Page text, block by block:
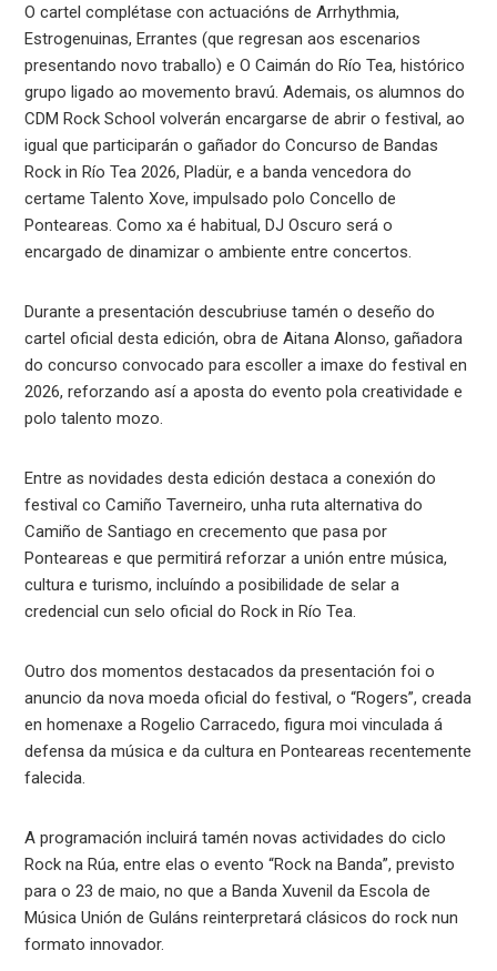
O cartel complétase con actuacións de Arrhythmia,
Estrogenuinas, Errantes (que regresan aos escenarios
presentando novo traballo) e O Caimán do Río Tea, histórico
grupo ligado ao movemento bravú. Ademais, os alumnos do
CDM Rock School volverán encargarse de abrir o festival, ao
igual que participarán o gañador do Concurso de Bandas
Rock in Río Tea 2026, Pladür, e a banda vencedora do
certame Talento Xove, impulsado polo Concello de
Ponteareas. Como xa é habitual, DJ Oscuro será o
encargado de dinamizar o ambiente entre concertos.
Durante a presentación descubriuse tamén o deseño do
cartel oficial desta edición, obra de Aitana Alonso, gañadora
do concurso convocado para escoller a imaxe do festival en
2026, reforzando así a aposta do evento pola creatividade e
polo talento mozo.
Entre as novidades desta edición destaca a conexión do
festival co Camiño Taverneiro, unha ruta alternativa do
Camiño de Santiago en crecemento que pasa por
Ponteareas e que permitirá reforzar a unión entre música,
cultura e turismo, incluíndo a posibilidade de selar a
credencial cun selo oficial do Rock in Río Tea.
Outro dos momentos destacados da presentación foi o
anuncio da nova moeda oficial do festival, o “Rogers”, creada
en homenaxe a Rogelio Carracedo, figura moi vinculada á
defensa da música e da cultura en Ponteareas recentemente
falecida.
A programación incluirá tamén novas actividades do ciclo
Rock na Rúa, entre elas o evento “Rock na Banda”, previsto
para o 23 de maio, no que a Banda Xuvenil da Escola de
Música Unión de Guláns reinterpretará clásicos do rock nun
formato innovador.